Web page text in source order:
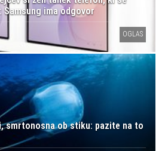
ima odgovor
OGLAS
smrtonosna ob stiku: pazite na to